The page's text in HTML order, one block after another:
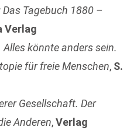
Das Tagebuch 1880 –
Verlag
Alles könnte anders sein.
für freie Menschen, S.
Gesellschaft. Der
Anderen,Verlag